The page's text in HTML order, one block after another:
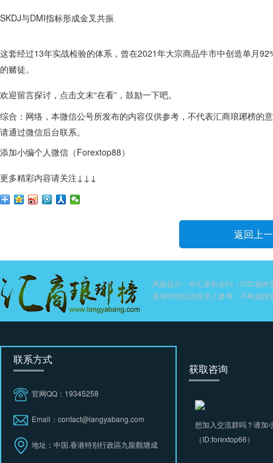
SKDJ与DMI指标形成金叉共振
这套经过13年实战检验的体系，曾在2021年大宗商品牛市中创造单月
的赌徒。
欢迎留言探讨，点击文末“在看”，鼓励一下吧。
综合：网络，本微信公号所发布的内容仅供参考，不代表汇商琅琊榜的
请通过微信后台联系。
添加小编个人微信（Forextop88）
更多精彩内容请关注↓↓↓
返回上
风险提示：外汇差价合约（OTC场
息等内容仅供投资人参考，不构成投
联系方式
官网QQ：19345258
Email：contact@langyabang.com
地址：中国.香港特别行政區九龍觀塘成
获取咨询
想加入交流群吗？请加
（ID:forextop66）